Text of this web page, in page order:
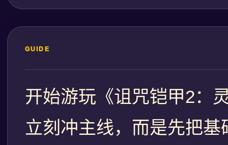
GUIDE
开始游玩《诅咒铠甲2：
立刻冲主线，而是先把